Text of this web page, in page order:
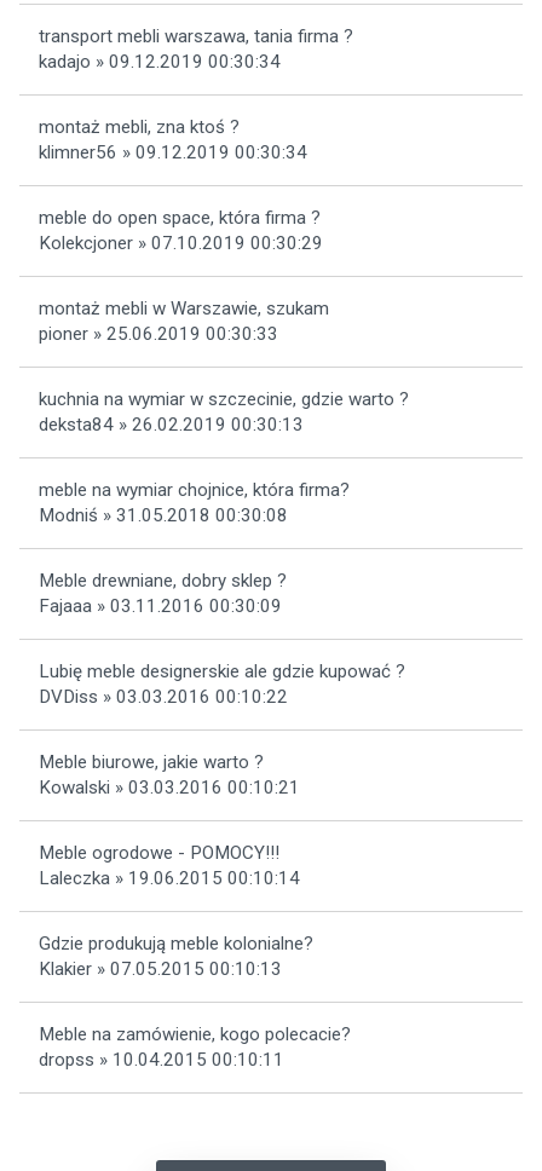
transport mebli warszawa, tania firma ?
kadajo » 09.12.2019 00:30:34
montaż mebli, zna ktoś ?
klimner56 » 09.12.2019 00:30:34
meble do open space, która firma ?
Kolekcjoner » 07.10.2019 00:30:29
montaż mebli w Warszawie, szukam
pioner » 25.06.2019 00:30:33
kuchnia na wymiar w szczecinie, gdzie warto ?
deksta84 » 26.02.2019 00:30:13
meble na wymiar chojnice, która firma?
Modniś » 31.05.2018 00:30:08
Meble drewniane, dobry sklep ?
Fajaaa » 03.11.2016 00:30:09
Lubię meble designerskie ale gdzie kupować ?
DVDiss » 03.03.2016 00:10:22
Meble biurowe, jakie warto ?
Kowalski » 03.03.2016 00:10:21
Meble ogrodowe - POMOCY!!!
Laleczka » 19.06.2015 00:10:14
Gdzie produkują meble kolonialne?
Klakier » 07.05.2015 00:10:13
Meble na zamówienie, kogo polecacie?
dropss » 10.04.2015 00:10:11